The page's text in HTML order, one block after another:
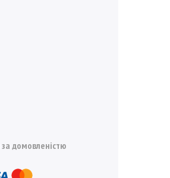
за домовленістю